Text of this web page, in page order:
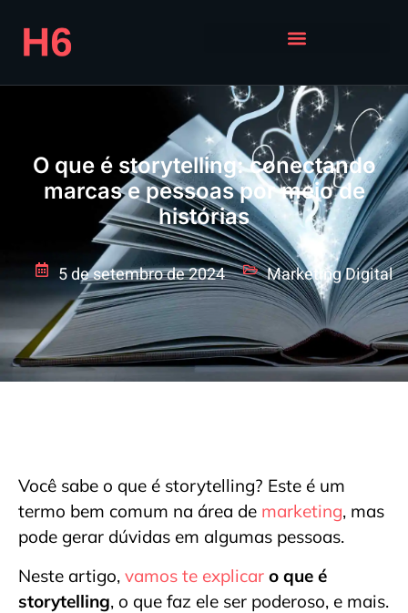
O que é storytelling: conectando
marcas e pessoas por meio de
histórias
5 de setembro de 2024 Marketing Digital
Você sabe o que é storytelling? Este é um
termo bem comum na área de marketing, mas
pode gerar dúvidas em algumas pessoas.
Neste artigo, vamos te explicar o que é
storytelling, o que faz ele ser poderoso, e mais.